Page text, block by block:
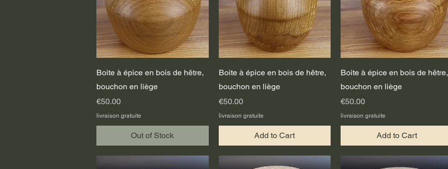
Quick View
Boite à épice en bois de hêtre,
bouchon en liège
Price
€50.00
livraison gratuite
Out of Stock
Quick View
Boite à épice en bois de hêtre,
bouchon en liège
Price
€50.00
livraison gratuite
Add to Cart
Quick View
Boite à épice en bois de hêtre,
bouchon en liège
Price
€50.00
livraison gratuite
Add to Cart